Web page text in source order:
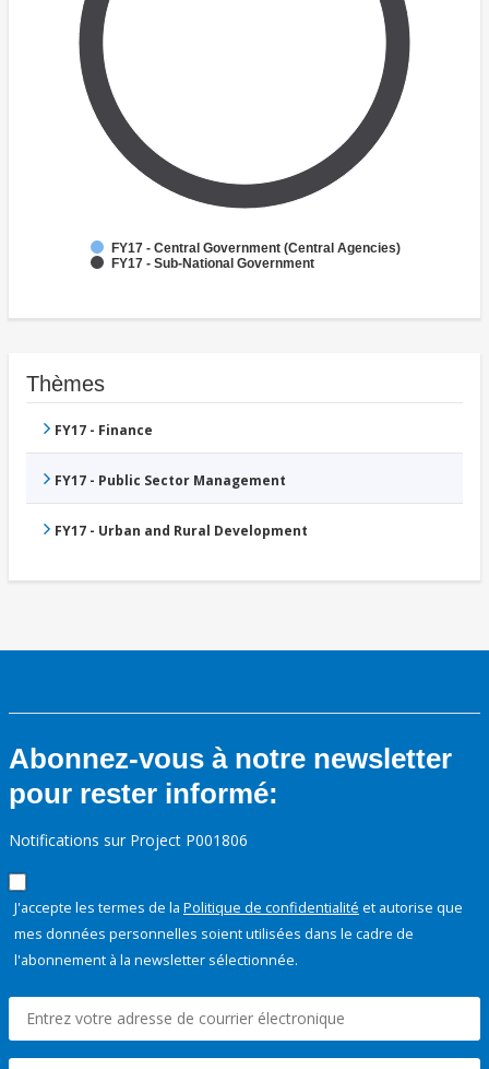
FY17 - Central Government (Central Agencies)
FY17 - Sub-National Government
Thèmes
FY17 - Finance
FY17 - Public Sector Management
FY17 - Urban and Rural Development
Abonnez-vous à notre newsletter
pour rester informé:
Notifications sur Project P001806
J'accepte les termes de la Politique de confidentialité et autorise que
mes données personnelles soient utilisées dans le cadre de
l'abonnement à la newsletter sélectionnée.